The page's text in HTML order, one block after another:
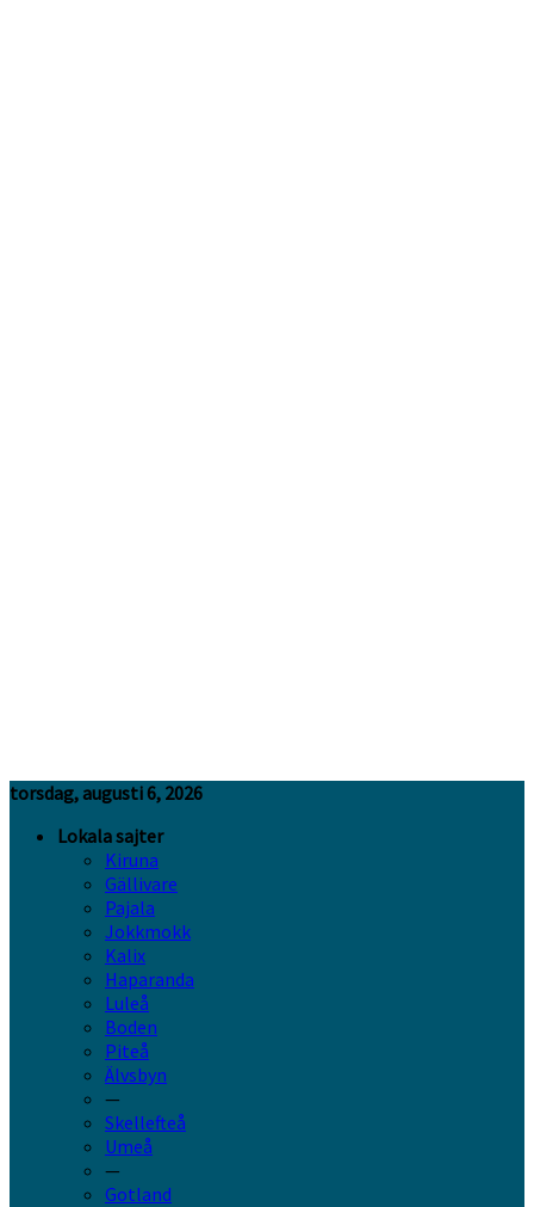
torsdag, augusti 6, 2026
Lokala sajter
Kiruna
Gällivare
Pajala
Jokkmokk
Kalix
Haparanda
Luleå
Boden
Piteå
Älvsbyn
—
Skellefteå
Umeå
—
Gotland